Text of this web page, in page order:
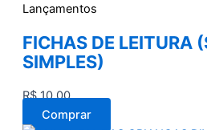
Lançamentos
FICHAS DE LEITURA
SIMPLES)
R$10,00
Comprar